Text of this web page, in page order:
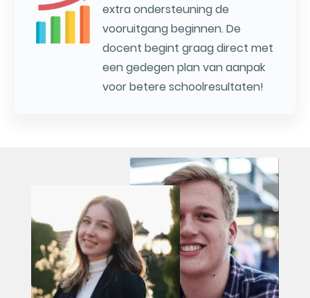
extra ondersteuning de
vooruitgang beginnen. De
docent begint graag direct met
een gedegen plan van aanpak
voor betere schoolresultaten!